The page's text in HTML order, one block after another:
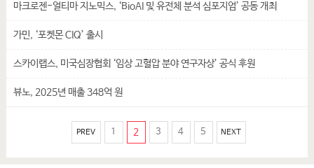
마크로젠-얼티마 지노믹스, ‘BioAI 및 유전체 분석 심포지엄’ 공동 개최
가민, ‘포켓몬 CIQ’ 출시
스카이랩스, 미국심장협회 ‘임상 고혈압 분야 연구자상’ 공식 후원
뷰노, 2025년 매출 348억 원
PREV 1 2 3 4 5 NEXT